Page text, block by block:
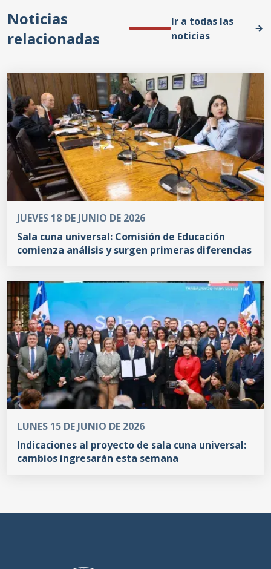
Noticias
relacionadas
Ir a todas las
noticias
JUEVES 18 DE JUNIO DE 2026
Sala cuna universal: Comisión de Educación
comienza análisis y surgen primeras diferencias
LUNES 15 DE JUNIO DE 2026
Indicaciones al proyecto de sala cuna universal:
cambios ingresarán esta semana